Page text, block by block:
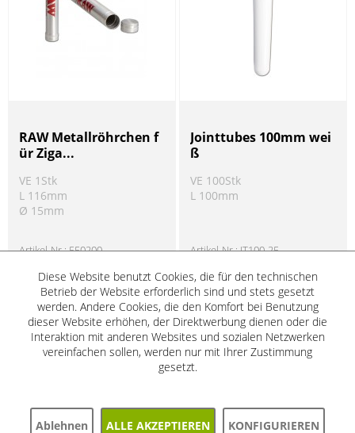
RAW Metallröhrchen f
ür Ziga...
VE 1Stk
L 116mm
Ø 15mm
Artikel-Nr.:550200
Produkt Information
Jointtubes 100mm wei
ß
VE 100Stk
L 100mm
Artikel-Nr.:JT100-25
! Produkt Information
SALE SALE
5%
Diese Website benutzt Cookies, die für den technischen
Betrieb der Website erforderlich sind und stets gesetzt
werden. Andere Cookies, die den Komfort bei Benutzung
dieser Website erhöhen, der Direktwerbung dienen oder die
Interaktion mit anderen Websites und sozialen Netzwerken
vereinfachen sollen, werden nur mit Ihrer Zustimmung
gesetzt.
Ablehnen ALLE AKZEPTIEREN KONFIGURIEREN